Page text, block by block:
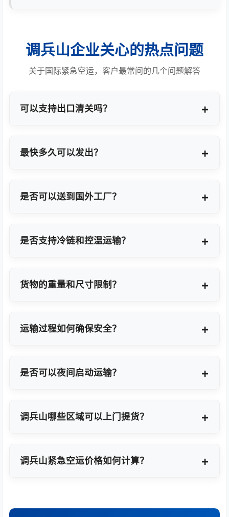
调兵山企业关心的热点问题
关于国际紧急空运，客户最常问的几个问题解答
可以支持出口清关吗？
最快多久可以发出？
是否可以送到国外工厂？
是否支持冷链和控温运输？
货物的重量和尺寸限制？
货物特性推荐最优方案。
运输过程如何确保安全？
忧。
是否可以夜间启动运输？
调兵山哪些区域可以上门提货？
调兵山紧急空运价格如何计算？